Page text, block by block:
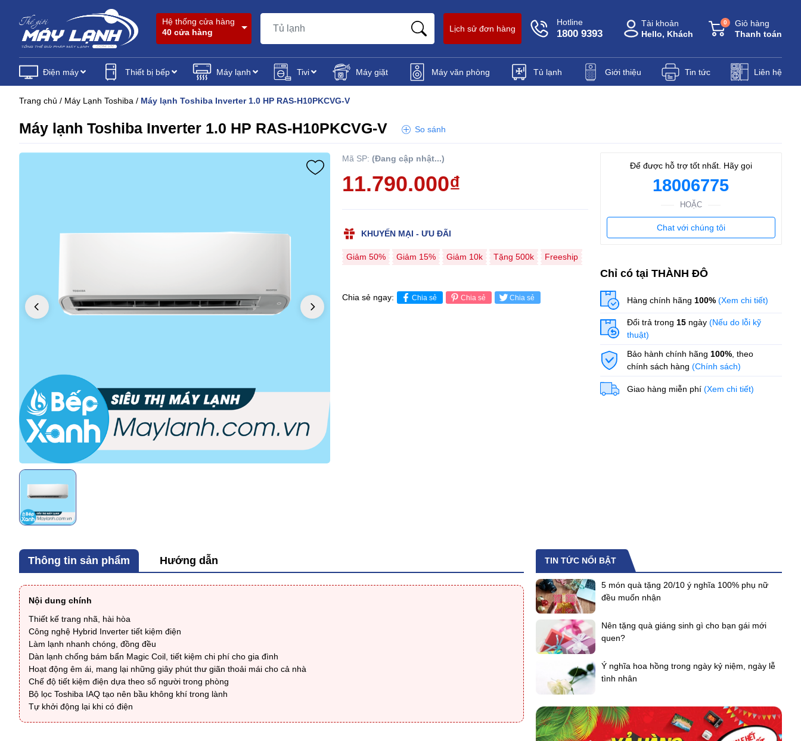
Hệ thống cửa hàng
40 cửa hàng
Lịch sử đơn hàng
Hotline
1800 9393
Tài khoản
Hello, Khách
Giỏ hàng
Thanh toán
0
Điện máy Thiết bị bếp Máy lạnh Tivi Máy giặt Máy văn phòng Tủ lạnh Giới thiệu Tin tức Liên hệ
Trang chủ / Máy Lạnh Toshiba / Máy lạnh Toshiba Inverter 1.0 HP RAS-H10PKCVG-V
Máy lạnh Toshiba Inverter 1.0 HP RAS-H10PKCVG-V So sánh
Mã SP: (Đang cập nhật...)
11.790.000₫
KHUYẾN MẠI - ƯU ĐÃI
Giảm 50% Giảm 15% Giảm 10k Tặng 500k Freeship
Chia sẻ ngay: Chia sẻ Chia sẻ Chia sẻ
Để được hỗ trợ tốt nhất. Hãy gọi
18006775
HOẶC
Chat với chúng tôi
Chỉ có tại THÀNH ĐÔ
Hàng chính hãng 100% (Xem chi tiết)
Đổi trả trong 15ngày (Nếu do lỗi kỹ
thuật)
Bảo hành chính hãng 100%, theo
chính sách hàng (Chính sách)
Giao hàng miễn phí (Xem chi tiết)
Thông tin sản phẩm Hướng dẫn
Nội dung chính
Thiết kế trang nhã, hài hòa
Công nghệ Hybrid Inverter tiết kiệm điện
Làm lạnh nhanh chóng, đồng đều
Dàn lạnh chống bám bẩn Magic Coil, tiết kiệm chi phí cho gia đình
Hoạt động êm ái, mang lại những giây phút thư giãn thoải mái cho cả nhà
Chế độ tiết kiệm điện dựa theo số người trong phòng
Bộ lọc Toshiba IAQ tạo nên bầu không khí trong lành
Tự khởi động lại khi có điện
TIN TỨC NỔI BẬT
5 món quà tặng 20/10 ý nghĩa 100% phụ nữ
đều muốn nhận
Nên tặng quà giáng sinh gì cho bạn gái mới
quen?
Ý nghĩa hoa hồng trong ngày kỷ niệm, ngày lễ
tình nhân